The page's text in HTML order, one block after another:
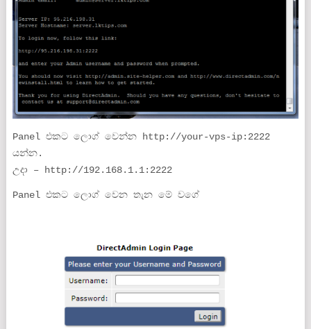
Panel එකට ලොග් වෙන්න http://your-vps-ip:2222
යන්න.
උදා – http://192.168.1.1:2222
Panel එකට ලොග් වෙන තැන මේ වගේ